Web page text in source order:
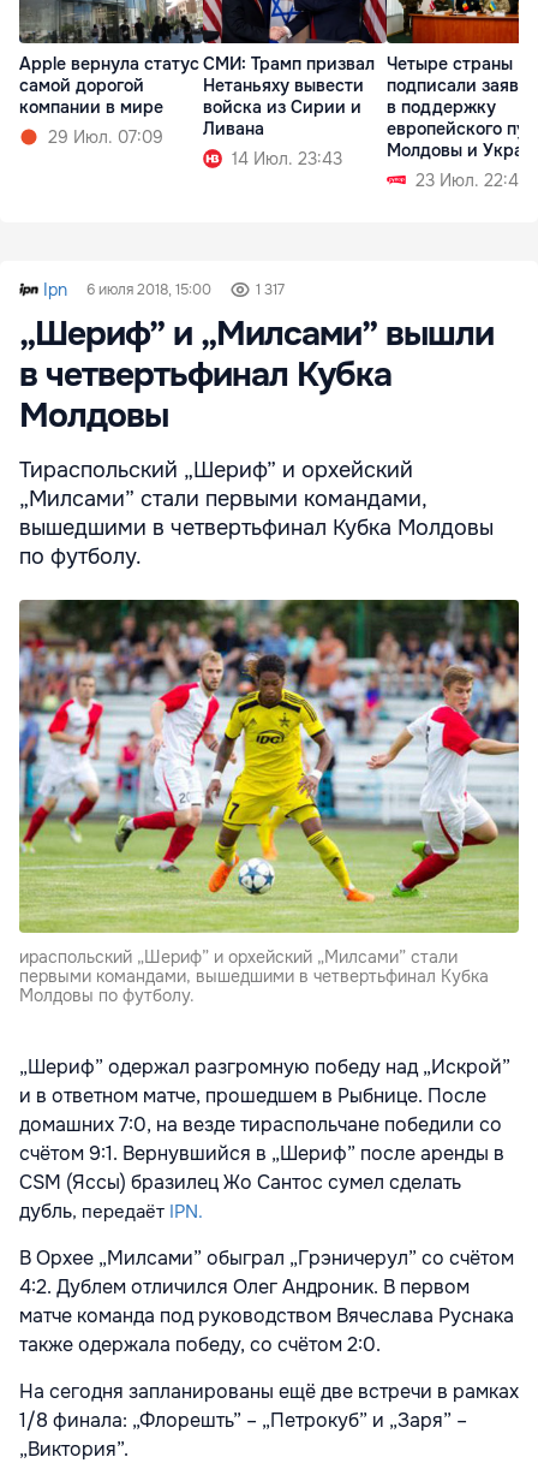
Apple вернула статус
самой дорогой
компании в мире
29 Июл. 07:09
СМИ: Трамп призвал
Нетаньяху вывести
войска из Сирии и
Ливана
14 Июл. 23:43
Четыре страны
подписали
в поддержку
европейского
Молдовы и
23 Июл. 22:42
Ipn 6 июля 2018, 15:00 1 317
„Шериф” и „Милсами” вышли
в четвертьфинал Кубка
Молдовы
Тираспольский „Шериф” и орхейский
„Милсами” стали первыми командами,
вышедшими в четвертьфинал Кубка Молдовы
по футболу.
ираспольский „Шериф” и орхейский „Милсами” стали
первыми командами, вышедшими в четвертьфинал Кубка
Молдовы по футболу.
„Шериф” одержал разгромную победу над „Искрой”
и в ответном матче, прошедшем в Рыбнице. После
домашних 7:0, на везде тираспольчане победили со
счётом 9:1. Вернувшийся в „Шериф” после аренды в
CSM (Яссы) бразилец Жо Сантос сумел сделать
дубль, передаёт IPN.
В Орхее „Милсами” обыграл „Грэничерул” со счётом
4:2. Дублем отличился Олег Андроник. В первом
матче команда под руководством Вячеслава Руснака
также одержала победу, со счётом 2:0.
На сегодня запланированы ещё две встречи в рамках
1/8 финала: „Флорешть” – „Петрокуб” и „Заря” –
„Виктория”.